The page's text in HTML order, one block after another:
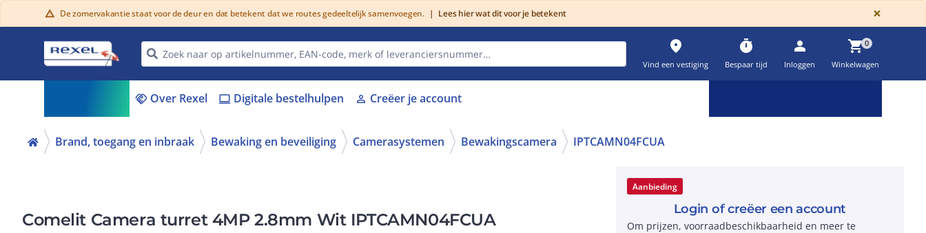
warning De zomervakantie staat voor de deur en dat betekent dat we routes gedeeltelijk samenvoegen. | Lees hier wat dit voor je betekent ×
place
Vind een vestiging
timer
Bespaar tijd
person
Inloggen
shopping_cart0
Winkelwagen
handshake Over Rexel laptop Digitale bestelhulpen person Creëer je account
Brand, toegang en inbraak Bewaking en beveiliging Camerasystemen Bewakingscamera IPTCAMN04FCUA
Comelit Camera turret 4MP 2.8mm Wit IPTCAMN04FCUA
Aanbieding
Login of creëer een account
Om prijzen, voorraadbeschikbaarheid en meer te